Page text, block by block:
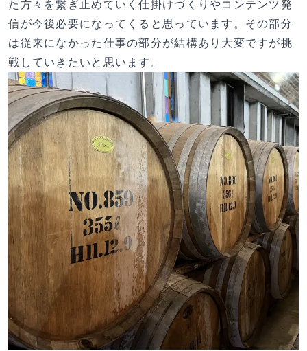
た方々を繋ぎ止めていく仕掛けづくりやコンテンツ発
信が今後必要になってくると思っています。その部分
は従来になかった仕事の部分が結構あり大変ですが挑
戦していきたいと思います。